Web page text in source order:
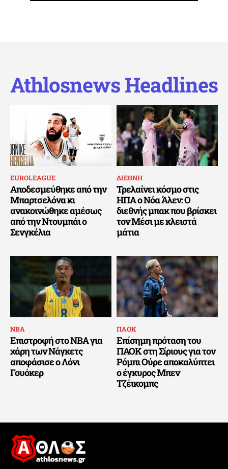
Athlosnews Headlines
EUROLEAGUE
Αποδεσμεύθηκε από την
Μπαρτσελόνα κι
ανακοινώθηκε αμέσως
από την Ντουμπάι ο
Σενγκέλια
ΔΙΕΘΝΗ
Τρελαίνει κόσμο στις
ΗΠΑ ο Νόα Άλεν: Ο
διεθνής μπακ που βρίσκει
τον Μέσι με κλειστά
μάτια
ΝΒΑ
Επιστροφή στο NBA για
χάρη των Νάγκετς
αποφάσισε ο Λόνι
Γουόκερ
ΠΑΟΚ
Επίσημη πρόταση του
ΠΑΟΚ στη Σίριους για τον
Ρόμπι Ούρε αποκαλύπτει
ο έγκυρος Μπεν
Τζέικομπς